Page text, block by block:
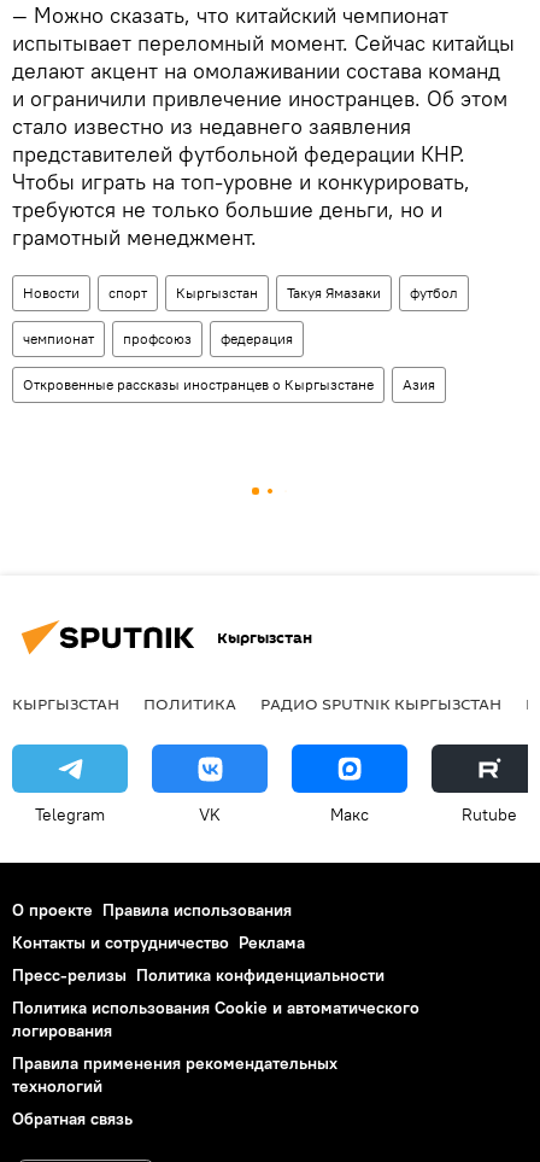
— Можно сказать, что китайский чемпионат
испытывает переломный момент. Сейчас китайцы
делают акцент на омолаживании состава команд
и ограничили привлечение иностранцев. Об этом
стало известно из недавнего заявления
представителей футбольной федерации КНР.
Чтобы играть на топ-уровне и конкурировать,
требуются не только большие деньги, но и
грамотный менеджмент.
Новости спорт Кыргызстан Такуя Ямазаки футбол
чемпионат профсоюз федерация
Откровенные рассказы иностранцев о Кыргызстане Азия
Кыргызстан
КЫРГЫЗСТАН ПОЛИТИКА РАДИО SPUTNIK КЫРГЫЗСТАН
Telegram VK Макс Rutube
О проекте Правила использования
Контакты и сотрудничество Реклама
Пресс-релизы Политика конфиденциальности
Политика использования Cookie и автоматического
логирования
Правила применения рекомендательных
технологий
Обратная связь